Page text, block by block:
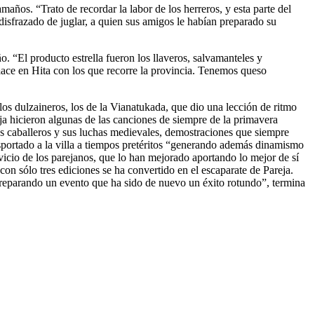
“Trato de recordar la labor de los herreros, y esta parte del
de juglar, a quien sus amigos le habían preparado su
“El producto estrella fueron los llaveros, salvamanteles y
en Hita con los que recorre la provincia. Tenemos queso
dulzaineros, los de la Vianatukada, que dio una lección de ritmo
hicieron algunas de las canciones de siempre de la primavera
y sus luchas medievales, demostraciones que siempre
a la villa a tiempos pretéritos “generando además dinamismo
de los parejanos, que lo han mejorado aportando lo mejor de sí
sólo tres ediciones se ha convertido en el escaparate de Pareja.
un evento que ha sido de nuevo un éxito rotundo”, termina